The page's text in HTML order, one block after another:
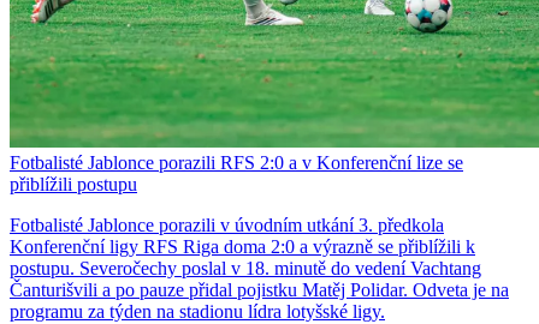
Fotbalisté Jablonce porazili RFS 2:0 a v Konferenční lize se
přiblížili postupu
Fotbalisté Jablonce porazili v úvodním utkání 3. předkola
Konferenční ligy RFS Riga doma 2:0 a výrazně se přiblížili k
postupu. Severočechy poslal v 18. minutě do vedení Vachtang
Čanturišvili a po pauze přidal pojistku Matěj Polidar. Odveta je na
programu za týden na stadionu lídra lotyšské ligy.